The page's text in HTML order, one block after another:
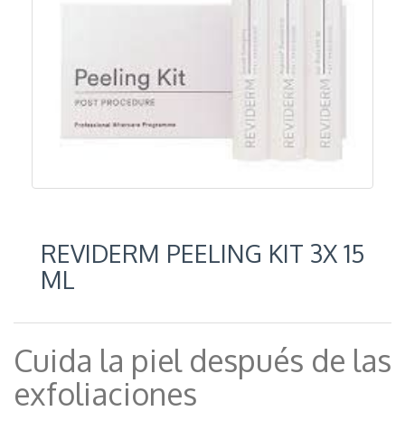
REVIDERM PEELING KIT 3X 15
ML
Cuida la piel después de las
exfoliaciones